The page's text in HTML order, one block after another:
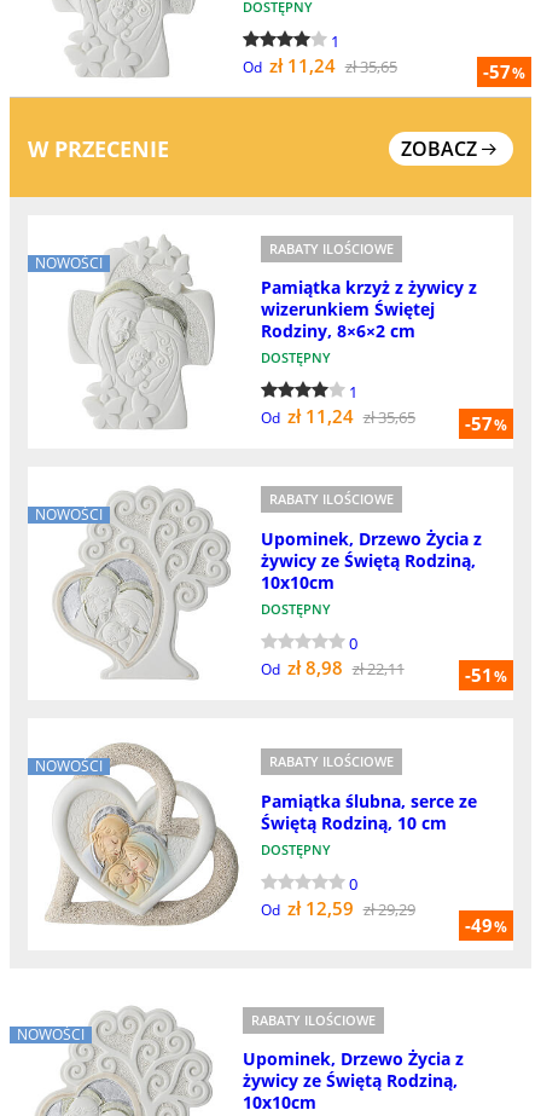
-57%
DOSTĘPNY
1
Od zł 11,24 zł 35,65
W PRZECENIE ZOBACZ
NOWOŚCI
-57%
RABATY ILOŚCIOWE
Pamiątka krzyż z żywicy z
wizerunkiem Świętej
Rodziny, 8×6×2 cm
DOSTĘPNY
1
Od zł 11,24 zł 35,65
NOWOŚCI
-51%
RABATY ILOŚCIOWE
Upominek, Drzewo Życia z
żywicy ze Świętą Rodziną,
10x10cm
DOSTĘPNY
0
Od zł 8,98 zł 22,11
NOWOŚCI
-49%
RABATY ILOŚCIOWE
Pamiątka ślubna, serce ze
Świętą Rodziną, 10 cm
DOSTĘPNY
0
Od zł 12,59 zł 29,29
NOWOŚCI
RABATY ILOŚCIOWE
Upominek, Drzewo Życia z
żywicy ze Świętą Rodziną,
10x10cm